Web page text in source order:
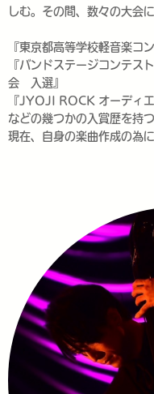
しむ。その間、数々の大会
『東京都高等学校軽音楽コ
『バンドステージコンテ
会 入選』
『JYOJI ROCK オーディエ
などの幾つかの入賞歴を持つ
現在、自身の楽曲作成の為